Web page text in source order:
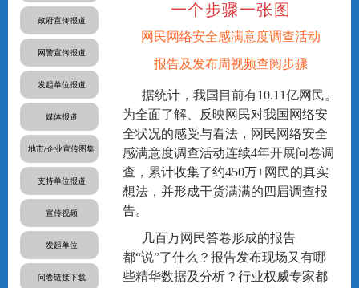
政府宣传报道
网警宣传报道
发起单位报道
媒体报道
地市/企业宣传图集
支持单位报道
宣传视频
发起单位
问卷链接下载
一个步骤一张图
网民网络安全感满意度调查活动
报告及发布周视频查阅步骤
据统计，我国目前有10.11亿网民。
为全面了解、反映网民对我国网络安
全状况的感受与看法，网民网络安全
感满意度调查活动连续4年开展问卷调
查，累计收集了约450万+网民的真实
想法，并形成干货满满的四届调查报
告。
几百万网民答卷形成的报告
都“说”了什么？报告发布现场又有哪
些精华数据及分析？行业权威专家都